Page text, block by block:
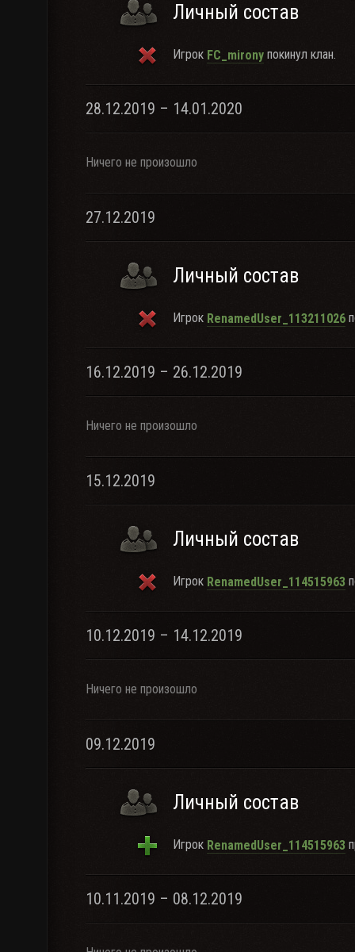
Личный состав
Игрок FC_mirony покинул клан.
28.12.2019 – 14.01.2020
Ничего не произошло
27.12.2019
Личный состав
Игрок RenamedUser_113211026
16.12.2019 – 26.12.2019
Ничего не произошло
15.12.2019
Личный состав
Игрок RenamedUser_114515963
10.12.2019 – 14.12.2019
Ничего не произошло
09.12.2019
Личный состав
Игрок RenamedUser_114515963
10.11.2019 – 08.12.2019